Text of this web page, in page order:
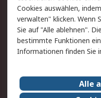
Cookie-Richtlinie
Copyright/Impressum
Cookies auswählen,
verwalten" klicken. Wenn
Sie auf "Alle ablehnen".
bestimmte Funktionen
Informationen finden Sie
Alle